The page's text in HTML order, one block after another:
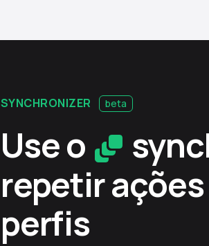
SYNCHRONIZER beta
Use o
repetir
perfis